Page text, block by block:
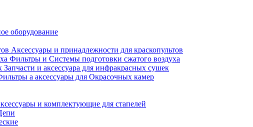
оборудование
Аксессуары и принадлежности для краскопультов
Фильтры и Системы подготовки сжатого воздуха
Запчасти и аксессуара для инфракрасных сушек
а аксессуары для Окрасочных камер
и комплектующие для стапелей